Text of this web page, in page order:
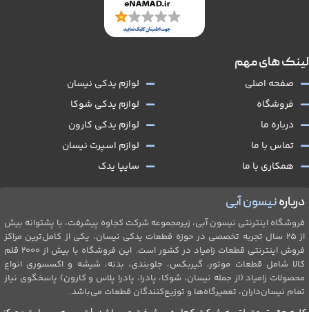
دربارهنیسون آبی
فروشگاه اینترنتی نیسون آبی، زیرمجموعه شرکت کجاوه پیشرفت، با پشتوانه بیش
از ۲۵ سال تجربه تخصصی در حوزه قطعات یدکی نیسان، یکی از کامل‌ترین مراکز
فروش اینترنتی قطعات زامیاد در کشور است. این فروشگاه با بیش از 2۰۰۰ قلم
کالا شامل قطعات موتور، گیربکس، جلو‌بندی، بدنه، شیشه و اکسسوری انواع
محصولات زامیاد (از جمله نیسان، شوکا، پادرا، پادرا پلاس و کارون) پاسخگوی نیاز
تمام نیسان‌داران، تعمیرگاه‌ها و توزیع‌کنندگان قطعات می‌باشد.
لینک های مهم
صفحه اصلی
فروشگاه
درباره ما
تماس با ما
همکاری با ما
لوازم یدکی نیسان
لوازم یدکی شوکا
لوازم یدکی کارون
لوازم اسپرت نیسان
سایپا یدک